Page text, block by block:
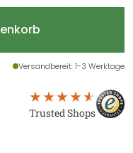
Versandbereit: 1-3 Werktage
Trusted Shops